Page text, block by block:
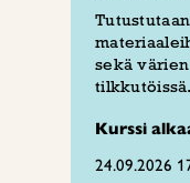
sekä
tilkkutöissä.
Kurssi
24.09.2026